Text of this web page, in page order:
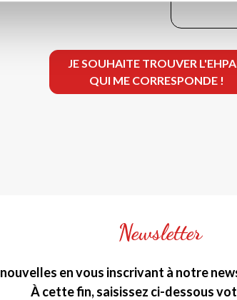
JE SOUHAITE TROUVER
QUI ME CORRESPONDE !
Newsletter
en vous inscrivant à notre
À cette fin, saisissez ci-dessous